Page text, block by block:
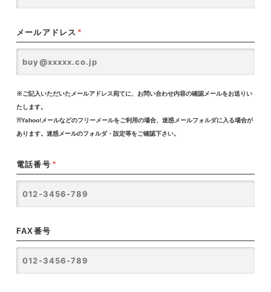
メールアドレス *
※ご記入いただいたメールアドレス宛てに、お問い合わせ内容の確認メールをお送りい
たします。
※Yahoo!メールなどのフリーメールをご利用の場合、迷惑メールフォルダに入る場合が
あります。迷惑メールのフォルダ・設定等をご確認下さい。
電話番号 *
FAX番号